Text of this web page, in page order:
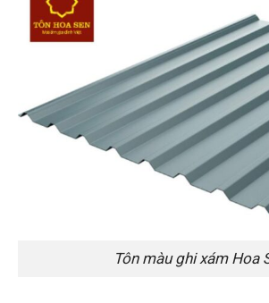
Tôn màu ghi xám Hoa